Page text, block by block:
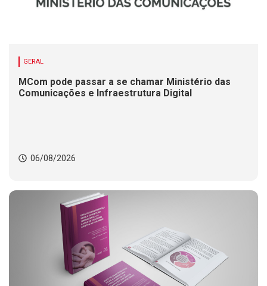
GERAL
MCom pode passar a se chamar Ministério das
Comunicações e Infraestrutura Digital
06/08/2026